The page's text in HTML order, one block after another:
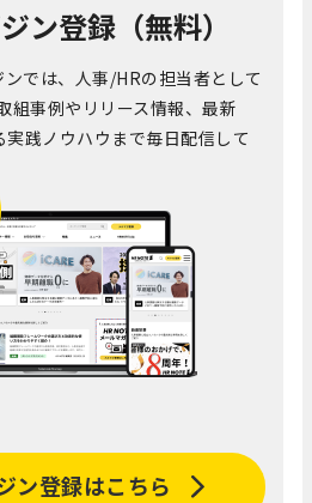
ン登録（無料）
では、人事/HRの担当者として
組事例やリリース情報、最新
践ノウハウまで毎日配信して
ン登録はこちら